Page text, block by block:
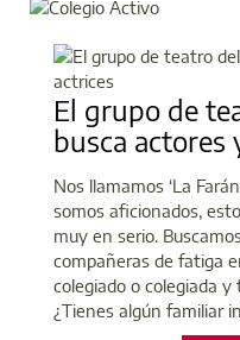
El grupo de
busca actores
Nos llamamos ‘La
somos aficionados,
muy en serio.
compañeras de fatiga
colegiado o colegiada
¿Tienes algún familiar